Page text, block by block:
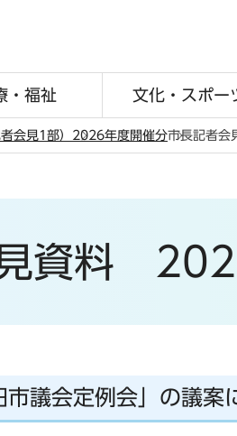
・福祉 文化・スポー
会見1部） 2026年度開催分市長記者
資料
議会定例会」の議案